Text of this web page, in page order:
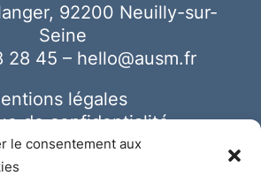
le consentement aux
92200 Neuilly-sur-
Seine
28 45 – hello@ausm.fr
légales
de confidentialité
Cookies